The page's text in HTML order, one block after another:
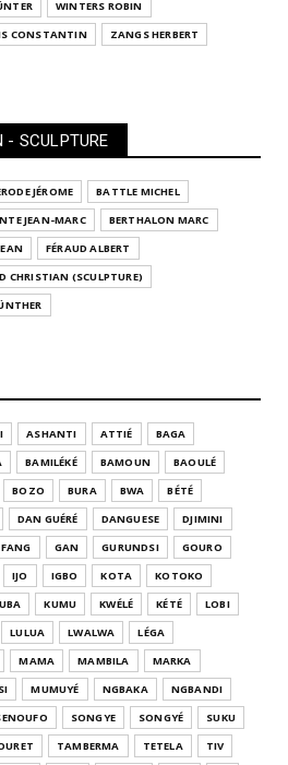
WINTERS ROBIN
CONSTANTIN
ZANGS HERBERT
- SCULPTURE
JÉROME
BATTLE MICHEL
JEAN-MARC
BERTHALON MARC
FÉRAUD ALBERT
CHRISTIAN (SCULPTURE)
ASHANTI ATTIÉ
BAGA
BAMILÉKÉ BAMOUN
BAOULÉ
BOZO BURA BWA
BÉTÉ
DAN GUÉRÉ DANGUESE
DJIMINI
FANG GAN GURUNDSI
GOURO
IJO IGBO KOTA
KOTOKO
KUMU KWÉLÉ KÉTÉ
LOBI
LULUA LWALWA
LÉGA
MAMA MAMBILA
MARKA
MUMUYÉ NGBAKA
NGBANDI
SONGYE SONGYÉ
SUKU
TAMBERMA TETELA
TIV